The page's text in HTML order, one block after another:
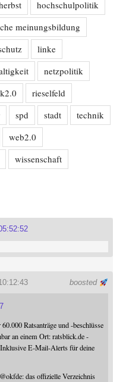
hochschulpolitik
meinungsbildung
linke
netzpolitik
rieselfeld
spd stadt
technik
web2.0
wissenschaft
boosted
Ratsanträge und -beschlüsse
an einem Ort: ratsblick.de -
E-Mail-Alerts für deine
@okfde: das offizielle Verzeichnis